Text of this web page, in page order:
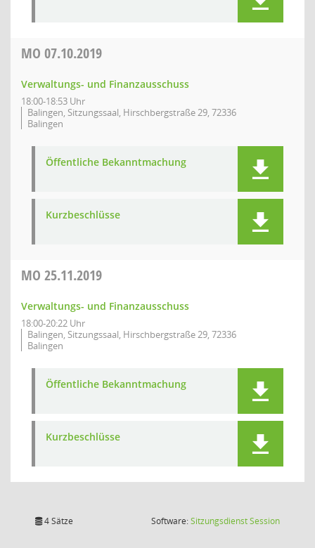
MO 07.10.2019
Verwaltungs- und Finanzausschuss
18:00-18:53 Uhr
Balingen, Sitzungssaal, Hirschbergstraße 29, 72336
Balingen
Öffentliche Bekanntmachung
Kurzbeschlüsse
MO 25.11.2019
Verwaltungs- und Finanzausschuss
18:00-20:22 Uhr
Balingen, Sitzungssaal, Hirschbergstraße 29, 72336
Balingen
Öffentliche Bekanntmachung
Kurzbeschlüsse
4 Sätze Software:SitzungsdienstSession(Wird in